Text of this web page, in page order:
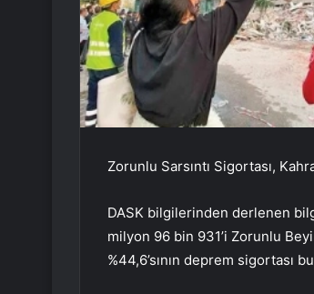
Zorunlu Sarsıntı Sigortası,
DASK bilgilerinden derlenen
milyon 96 bin 931’i Zorunlu
%44,6’sının deprem sigortası